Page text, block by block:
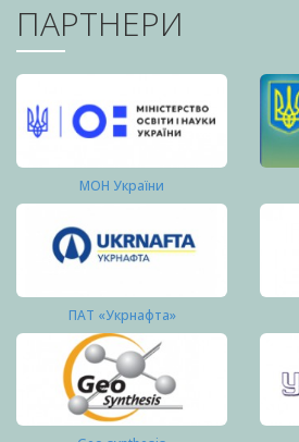
ПАРТНЕРИ
МОН України
ПАТ «Укрнафта»